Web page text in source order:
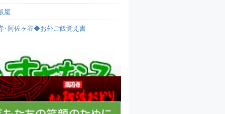
屋
･阿佐ヶ谷◆お外ご飯覚え書